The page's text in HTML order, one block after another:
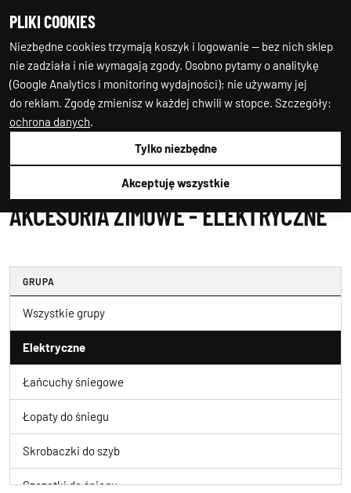
PLIKI COOKIES
Niezbędne cookies trzymają koszyk i logowanie — bez nich sklep
nie zadziała i nie wymagają zgody. Osobno pytamy o analitykę
(Google Analytics i monitoring wydajności); nie używamy jej
do reklam. Zgodę zmienisz w każdej chwili w stopce. Szczegóły:
ochrona danych.
Tylko niezbędne
Akceptuję wszystkie
Akcesoria Zimowe
AKCESORIA ZIMOWE - ELEKTRYCZNE
GRUPA
Wszystkie grupy
Elektryczne
Łańcuchy śniegowe
Łopaty do śniegu
Skrobaczki do szyb
Szczotki do śniegu